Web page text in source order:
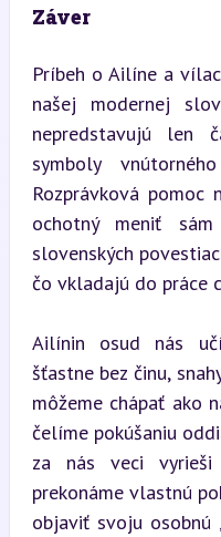
Záver
Príbeh o Ailíne a
našej modernej
nepredstavujú len
symboly
Rozprávková pomoc
ochotný meniť
slovenských
čo vkladajú do práce
Ailínin osud nás
šťastne bez činu,
môžeme chápať ako
čelíme pokúšaniu
za nás veci
prekonáme vlastnú
objaviť svoju